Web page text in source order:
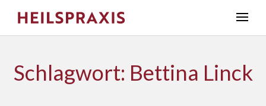
Schlagwort: Bettina Linck